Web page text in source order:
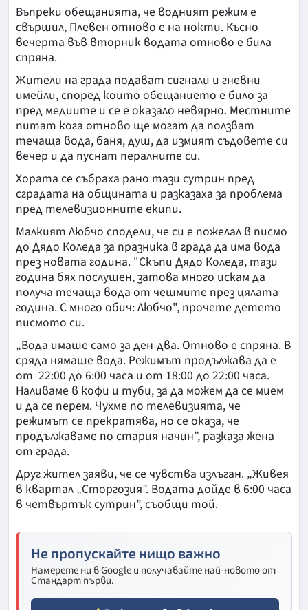
Въпреки обещанията, че водният режим е
свършил, Плевен отново е на нокти. Късно
вечерта във вторник водата отново е била
спряна.
Жители на града подават сигнали и гневни
имейли, според които обещанието е било за
пред медиите и се е оказало невярно. Местните
питат кога отново ще могат да ползват
течаща вода, баня, душ, да измият съдовете си
вечер и да пуснат пералните си.
Хората се събраха рано тази сутрин пред
сградата на общината и разказаха за проблема
пред телевизионните екипи.
Малкият Любчо сподели, че си е пожелал в писмо
до Дядо Коледа за празника в града да има вода
през новата година. "Скъпи Дядо Коледа, тази
година бях послушен, затова много искам да
получа течаща вода от чешмите през цялата
година. С много обич: Любчо", прочете детето
писмото си.
„Вода имаше само за ден-два. Отново е спряна. В
сряда нямаше вода. Режимът продължава да е
от 22:00 до 6:00 часа и от 18:00 до 22:00 часа.
Наливаме в кофи и туби, за да можем да се мием
и да се перем. Чухме по телевизията, че
режимът се прекратява, но се оказа, че
продължаваме по стария начин”, разказа жена
от града.
Друг жител заяви, че се чувства излъган. „Живея
в квартал „Сторгозия”. Водата дойде в 6:00 часа
в четвъртък сутрин”, съобщи той.
Не пропускайте нищо важно
Намерете ни в Google и получавайте най-новото от
Стандарт първи.